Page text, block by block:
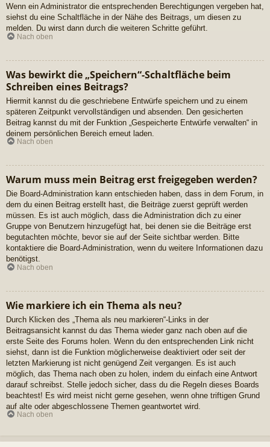
Wenn ein Administrator die entsprechenden Berechtigungen vergeben hat,
siehst du eine Schaltfläche in der Nähe des Beitrags, um diesen zu
melden. Du wirst dann durch die weiteren Schritte geführt.
Nach oben
Was bewirkt die „Speichern“-Schaltfläche beim
Schreiben eines Beitrags?
Hiermit kannst du die geschriebene Entwürfe speichern und zu einem
späteren Zeitpunkt vervollständigen und absenden. Den gesicherten
Beitrag kannst du mit der Funktion „Gespeicherte Entwürfe verwalten“ in
deinem persönlichen Bereich erneut laden.
Nach oben
Warum muss mein Beitrag erst freigegeben werden?
Die Board-Administration kann entschieden haben, dass in dem Forum, in
dem du einen Beitrag erstellt hast, die Beiträge zuerst geprüft werden
müssen. Es ist auch möglich, dass die Administration dich zu einer
Gruppe von Benutzern hinzugefügt hat, bei denen sie die Beiträge erst
begutachten möchte, bevor sie auf der Seite sichtbar werden. Bitte
kontaktiere die Board-Administration, wenn du weitere Informationen dazu
benötigst.
Nach oben
Wie markiere ich ein Thema als neu?
Durch Klicken des „Thema als neu markieren“-Links in der
Beitragsansicht kannst du das Thema wieder ganz nach oben auf die
erste Seite des Forums holen. Wenn du den entsprechenden Link nicht
siehst, dann ist die Funktion möglicherweise deaktiviert oder seit der
letzten Markierung ist nicht genügend Zeit vergangen. Es ist auch
möglich, das Thema nach oben zu holen, indem du einfach eine Antwort
darauf schreibst. Stelle jedoch sicher, dass du die Regeln dieses Boards
beachtest! Es wird meist nicht gerne gesehen, wenn ohne triftigen Grund
auf alte oder abgeschlossene Themen geantwortet wird.
Nach oben